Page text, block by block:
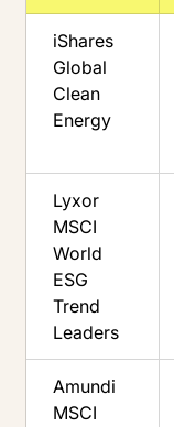
iShares
Global
Clean
Energy
Lyxor
MSCI
World
ESG
Trend
Leaders
Amundi
MSCI